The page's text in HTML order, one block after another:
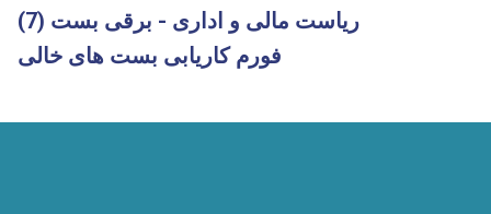
ریاست مالی و اداری - برقی بست (7)
فورم کاریابی بست های خالی